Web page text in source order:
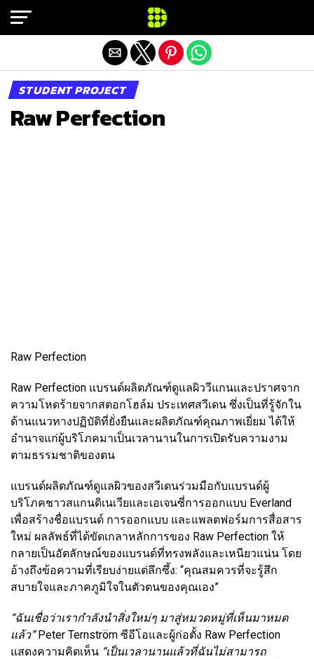
STUDENT PROJECT
Raw Perfection
Raw Perfection
Raw Perfection แบรนด์ผลิตภัณฑ์ดูแลผิววีแกนและปราศจาก
ความโหดร้ายจากสตอกโฮล์ม ประเทศสวีเดน ซึ่งเป็นที่รู้จักใน
ด้านแนวทางปฏิบัติที่ยั่งยืนและผลิตภัณฑ์คุณภาพเยี่ยม ได้ให้
อำนาจแก่ผู้บริโภคมาเป็นเวลานานในการเปิดรับความงาม
ตามธรรมชาติของตน
แบรนด์ผลิตภัณฑ์ดูแลผิวของสวีเดนร่วมมือกับแบรนด์ผู้
บริโภคชาวสแกนดิเนเวียและเอเจนซี่การออกแบบ Everland
เพื่อสร้างชื่อแบรนด์ การออกแบบ และแพลตฟอร์มการสื่อสาร
ใหม่ ผลลัพธ์ที่ได้ขัดเกลาหลักการของ Raw Perfection ให้
กลายเป็นอัตลักษณ์ของแบรนด์ที่ทรงพลังและเหนียวแน่น โดย
อ้างถึงข้อความที่เรียบง่ายแต่ลึกซึ้ง: “คุณสมควรที่จะรู้สึก
สบายใจและภาคภูมิใจในตัวตนของคุณเอง”
“ฉันเชื่อว่าเรากำลังนำสิ่งใหม่ๆ มาสู่หมวดหมู่ที่เห็นมาหมด
แล้ว”Peter Ternström ซีอีโอและผู้ก่อตั้ง Raw Perfection
แสดงความคิดเห็น “เป็นเวลานานแล้วที่ฉันไม่สามารถ
Exit mobile version